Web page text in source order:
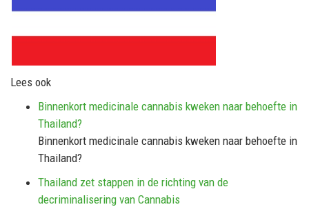
Lees ook
Binnenkort medicinale cannabis kweken naar behoefte in
Thailand?
Binnenkort medicinale cannabis kweken naar behoefte in
Thailand?
Thailand zet stappen in de richting van de
decriminalisering van Cannabis